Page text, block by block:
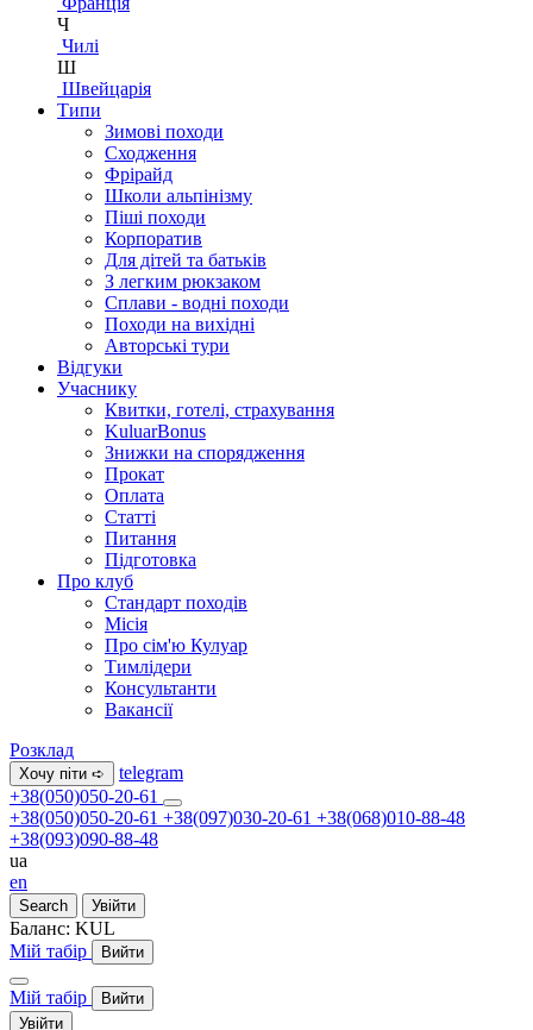
Ч
Чилі
Ш
Швейцарія
Типи
Зимові походи
Сходження
Фрірайд
Школи альпінізму
Піші походи
Корпоратив
Для дітей та батьків
З легким рюкзаком
Сплави - водні походи
Походи на вихідні
Авторські тури
Відгуки
Учаснику
Квитки, готелі, страхування
KuluarBonus
Знижки на спорядження
Прокат
Оплата
Статті
Питання
Підготовка
Про клуб
Стандарт походів
Місія
Про сім'ю Кулуар
Тимлідери
Консультанти
Вакансії
Розклад
Хочу піти ➪
telegram
+38(050)050-20-61
+38(050)050-20-61 +38(097)030-20-61 +38(068)010-88-48
+38(093)090-88-48
ua
en
Search Увійти
Баланс: KUL
Мій табір
Вийти
Мій табір
Вийти
Увійти